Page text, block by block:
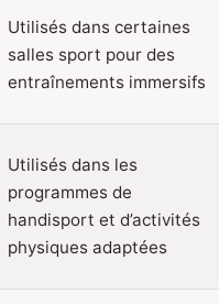
Utilisés dans certaines
salles sport pour des
entraînements immersifs
Utilisés dans les
programmes de
handisport et d’activités
physiques adaptées